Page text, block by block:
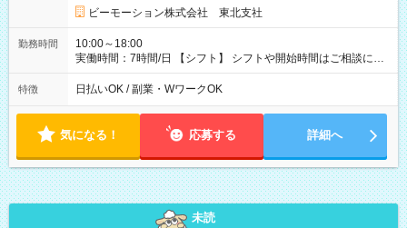
ビーモーション株式会社 東北支社
勤務時間
10:00～18:00
実働時間：7時間/日 【シフト】 シフトや開始時間はご相談に応
じます。 【休憩】 休憩60分 ※昼40分/夕方20分 【残業】 残業は
ほぼありません。
特徴 日払いOK / 副業・WワークOK
気になる！ 応募する 詳細へ
未読